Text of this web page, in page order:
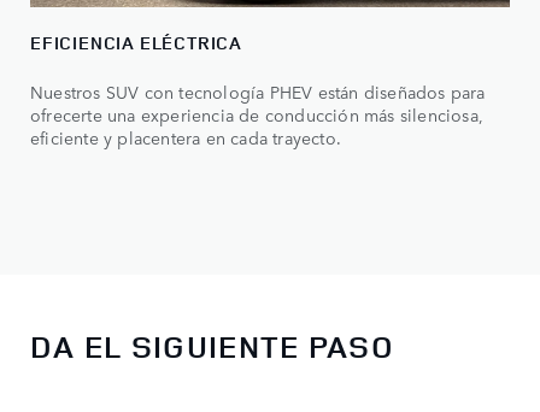
EFICIENCIA ELÉCTRICA
Nuestros SUV con tecnología PHEV están diseñados para
ofrecerte una experiencia de conducción más silenciosa,
eficiente y placentera en cada trayecto.
DA EL SIGUIENTE PASO